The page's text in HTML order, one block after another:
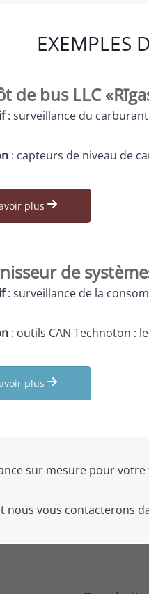
EXEMPLES
de bus LLC
: surveillance du
: capteurs de niveau de
plus
de
: surveillance de la
: outils CAN Technoton :
plus
sur mesure pour
nous vous contacterons